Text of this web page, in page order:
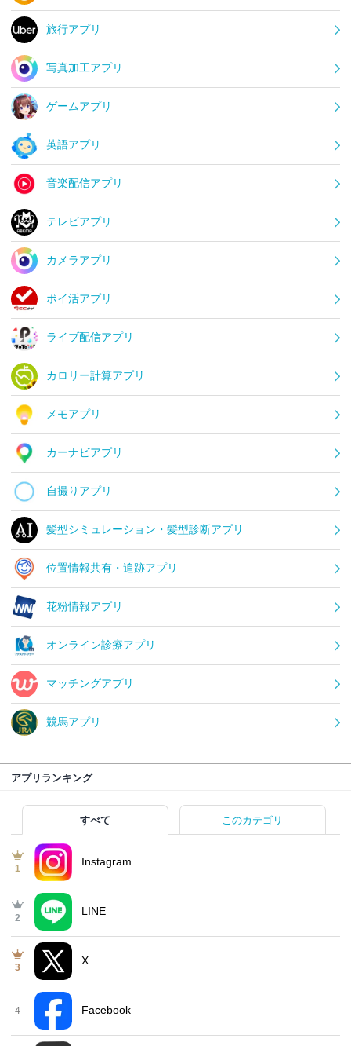
旅行アプリ
写真加工アプリ
ゲームアプリ
英語アプリ
音楽配信アプリ
テレビアプリ
カメラアプリ
ポイ活アプリ
ライブ配信アプリ
カロリー計算アプリ
メモアプリ
カーナビアプリ
自撮りアプリ
髪型シミュレーション・髪型診断アプリ
位置情報共有・追跡アプリ
花粉情報アプリ
オンライン診療アプリ
マッチングアプリ
競馬アプリ
アプリランキング
すべて このカテゴリ
1
Instagram
2
LINE
3
X
4 Facebook